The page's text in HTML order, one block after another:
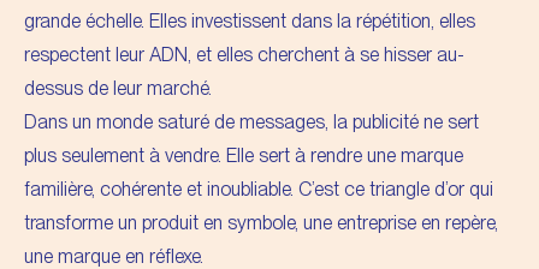
grande échelle. Elles investissent dans la répétition, elles
respectent leur ADN, et elles cherchent à se hisser au-
dessus de leur marché.
Dans un monde saturé de messages, la publicité ne sert
plus seulement à vendre. Elle sert à rendre une marque
familière, cohérente et inoubliable. C’est ce triangle d’or qui
transforme un produit en symbole, une entreprise en repère,
une marque en réflexe.